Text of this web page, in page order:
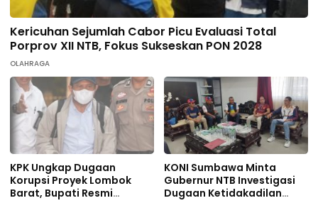
Kericuhan Sejumlah Cabor Picu Evaluasi Total
Porprov XII NTB, Fokus Sukseskan PON 2028
OLAHRAGA
KPK Ungkap Dugaan
Korupsi Proyek Lombok
Barat, Bupati Resmi
KONI Sumbawa Minta
Gubernur NTB Investigasi
Dugaan Ketidakadilan